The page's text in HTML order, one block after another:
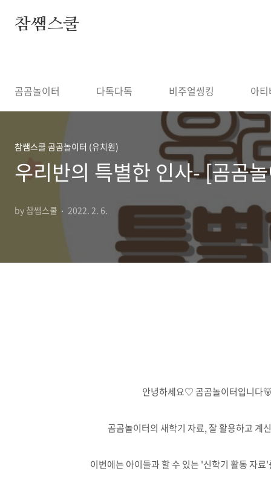
참쌤스쿨
곰곰놀이터 다독다독 비주얼씽킹 아
참쌤스쿨 곰곰놀이터 (유치원)
우리반의 특별한 인사- [곰곰
by 참쌤스쿨 2022. 2. 6.
안녕하세요♡ 곰곰놀이터입니다
곰곰놀이터의 새학기 자료, 잘 활용하고 계
이번에는 아이들과 할 수 있는 '신학기 활동 자료